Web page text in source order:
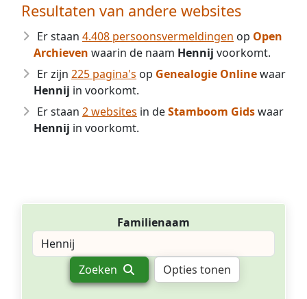
Resultaten van andere websites
Er staan 4.408 persoonsvermeldingen op Open
Archieven waarin de naam Hennij voorkomt.
Er zijn 225 pagina's op Genealogie Onlinewaar
Hennij in voorkomt.
Er staan 2 websites in deStamboom Gidswaar
Hennij in voorkomt.
Familienaam
Zoeken Opties tonen